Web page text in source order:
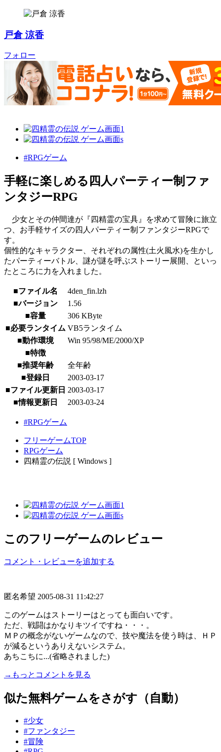
戸倉 涼香
フォロー
#RPGゲーム
手軽に楽しめる四人パーティー制ファ
ンタジーRPG
少女とその仲間達が『四精霊の宝具』を求めて冒険に旅立
つ、お手軽サイズの四人パーティー制ファンタジーRPGで
す。
個性的なキャラクター、それぞれの属性(土火風水)を生かし
たパーティーバトル、謎が謎を呼ぶストーリー展開、といっ
たところに力を入れました。
■ファイル名
4den_fin.lzh
■バージョン
1.56
■容量
306 KByte
■必要ランタイム VB5ランタイム
■動作環境
Win 95/98/ME/2000/XP
■特徴
■推奨年齢
全年齢
■登録日
2003-03-17
■ファイル更新日 2003-03-17
■情報更新日
2003-03-24
#RPGゲーム
フリーゲームTOP
RPGゲーム
四精霊の伝説 [ Windows ]
このフリーゲームのレビュー
コメント・レビューを追加する
匿名希望 2005-08-31 11:42:27
このゲームはストーリーはとっても面白いです。
ただ、戦闘はかなりキツイですね・・・。
ＭＰの概念がないゲームなので、技や魔法を使う時は、ＨＰ
が減るというありえないシステム。
あちこちに...(省略されました)
→もっとコメントを見る
似た無料ゲームをさがす（自動）
#少女
#ファンタジー
#冒険